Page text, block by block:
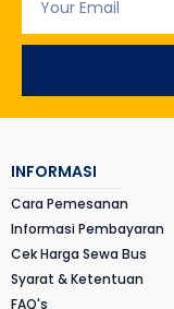
INFORMASI
Cara Pemesanan
Informasi Pembayaran
Cek Harga Sewa Bus
Syarat & Ketentuan
FAQ's